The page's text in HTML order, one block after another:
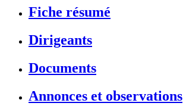
Fiche résumé
Dirigeants
Documents
Annonces et observations